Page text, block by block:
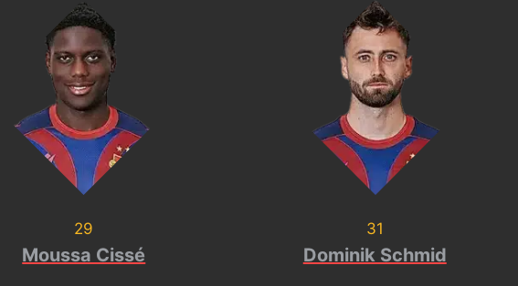
29
Moussa Cissé
31
Dominik Schmid